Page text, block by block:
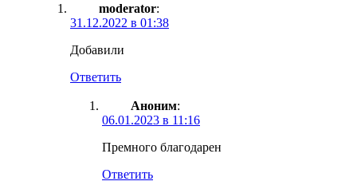
moderator:
31.12.2022 в 01:38
Добавили
Ответить
Аноним:
06.01.2023 в 11:16
Премного благодарен
Ответить